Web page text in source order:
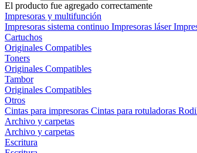
El producto fue agregado correctamente
Impresoras y multifunción
Impresoras sistema continuo Impresoras láser
Cartuchos
Originales Compatibles
Toners
Originales Compatibles
Tambor
Originales Compatibles
Otros
Cintas para impresoras Cintas para rotuladoras
Archivo y carpetas
Archivo y carpetas
Escritura